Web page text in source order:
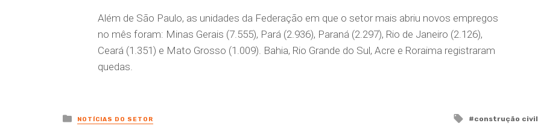
Além de São Paulo, as unidades da Federação em que o setor mais abriu novos empregos
no mês foram: Minas Gerais (7.555), Pará (2.936), Paraná (2.297), Rio de Janeiro (2.126),
Ceará (1.351) e Mato Grosso (1.009). Bahia, Rio Grande do Sul, Acre e Roraima registraram
quedas.
Posted
in
NOTÍCIAS DO SETOR
Tagged
construção civil